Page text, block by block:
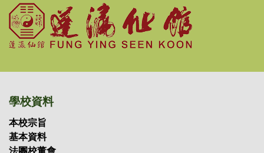
學校資料
本校宗旨
基本資料